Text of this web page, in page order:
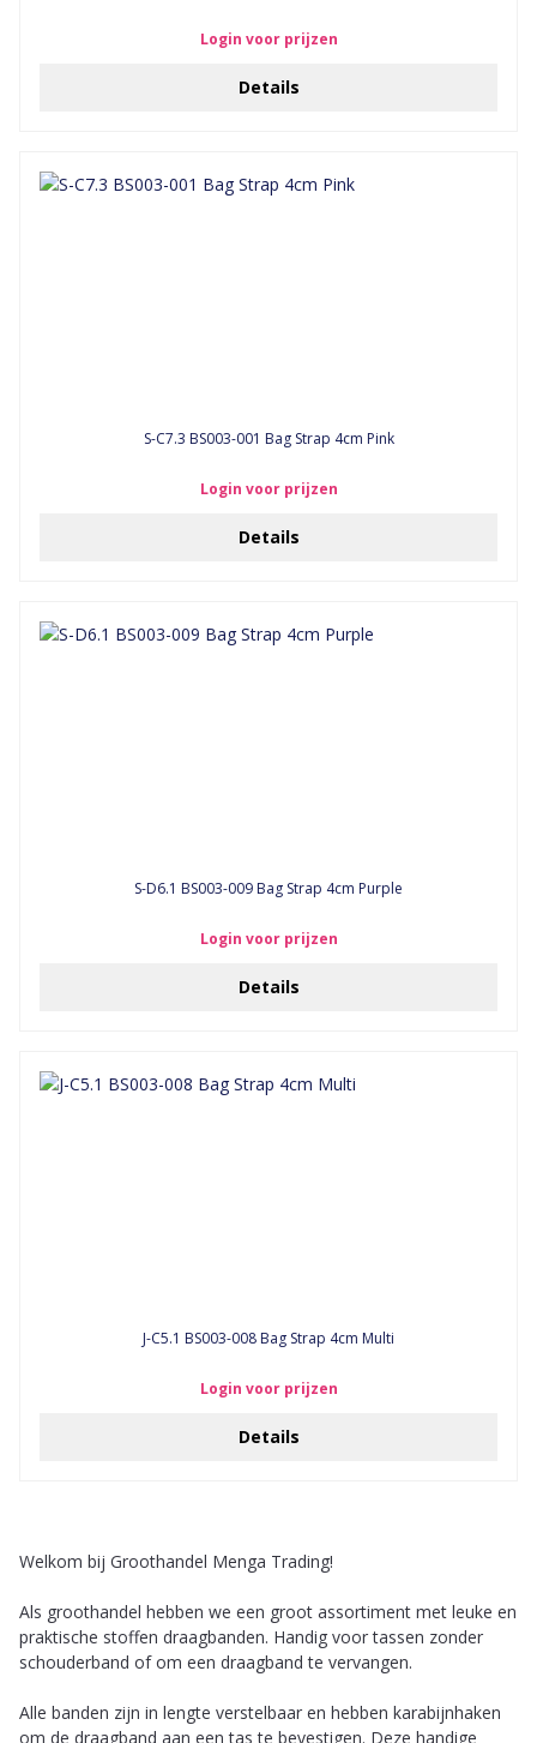
Login voor prijzen
Details
S-C7.3 BS003-001 Bag Strap 4cm Pink
Login voor prijzen
Details
S-D6.1 BS003-009 Bag Strap 4cm Purple
Login voor prijzen
Details
J-C5.1 BS003-008 Bag Strap 4cm Multi
Login voor prijzen
Details
Welkom bij Groothandel Menga Trading!
Als groothandel hebben we een groot assortiment met leuke en
praktische stoffen draagbanden. Handig voor tassen zonder
schouderband of om een draagband te vervangen.
Alle banden zijn in lengte verstelbaar en hebben karabijnhaken
om de draagband aan een tas te bevestigen. Deze handige